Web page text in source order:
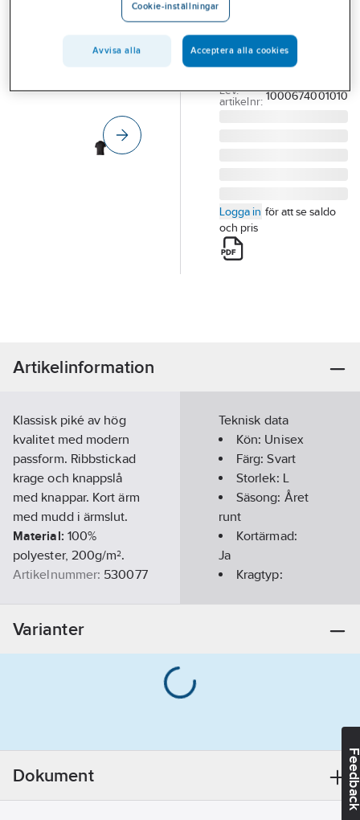
PIKÉTRÖJA
TOPSWEDE 192027
FUNKTION SVART L
Lev.
artikelnr: 1000674001010
Logga in för att se saldo
och pris
Artikelinformation
Klassisk piké av hög
kvalitet med modern
passform. Ribbstickad
krage och knappslå
med knappar. Kort ärm
med mudd i ärmslut.
Material: 100%
polyester, 200g/m².
Artikelnummer: 530077
1000674001010
Ean
artikelnr:
Teknisk data
Kön: Unisex
Färg:Svart
Storlek: L
Säsong: Året
runt
Kortärmad:
Ja
Kragtyp:
200g/m²
Varianter
Dokument
Cookie-inställningar
Avvisa alla Acceptera alla cookies